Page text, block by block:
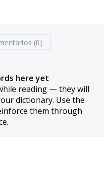
(0)
here yet
reading — they will
dictionary. Use the
them through